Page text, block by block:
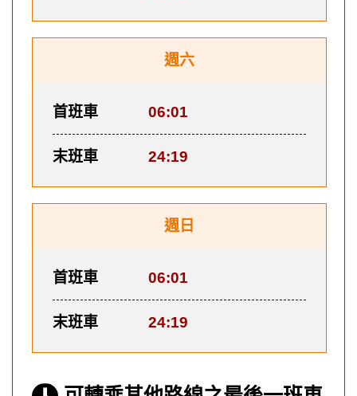
週六
首班車 06:01
末班車 24:19
週日
首班車 06:01
末班車 24:19